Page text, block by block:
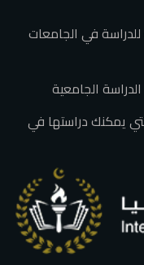
للدراسة في الجامعات
الجامعية
يمكنك دراستها في